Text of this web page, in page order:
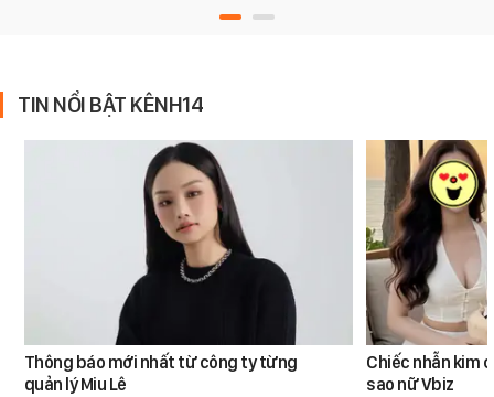
TIN NỔI BẬT KÊNH14
Thông báo mới nhất từ công ty từng
quản lý Miu Lê
Chiếc nhẫn kim
sao nữ Vbiz